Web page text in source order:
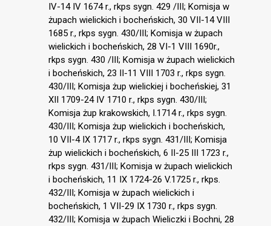
IV-14 IV 1674 r., rkps sygn. 429 /III; Komisja w
żupach wielickich i bocheńskich, 30 VII-14 VIII
1685 r., rkps sygn. 430/III; Komisja w żupach
wielickich i bocheńskich, 28 VI-1 VIII 1690r.,
rkps sygn. 430 /III; Komisja w żupach wielickich
i bocheńskich, 23 II-11 VIII 1703 r., rkps sygn.
430/III; Komisja żup wielickiej i bocheńskiej, 31
XII 1709-24 IV 1710 r., rkps sygn. 430/III;
Komisja żup krakowskich, I.1714 r., rkps sygn.
430/III; Komisja żup wielickich i bocheńskich,
10 VII-4 IX 1717 r., rkps sygn. 431/III; Komisja
żup wielickich i bocheńskich, 6 II-25 III 1723 r.,
rkps sygn. 431/III; Komisja w żupach wielickich
i bocheńskich, 11 IX 1724-26 V.1725 r., rkps.
432/III; Komisja w żupach wielickich i
bocheńskich, 1 VII-29 IX 1730 r., rkps sygn.
432/III; Komisja w żupach Wieliczki i Bochni, 28